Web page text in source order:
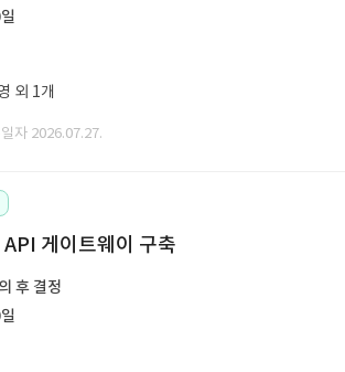
외 1개
자 2026.07.27.
게이트웨이 구축
후 결정